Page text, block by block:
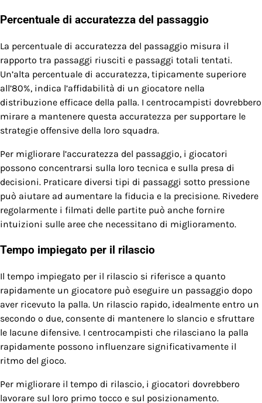
Percentuale di accuratezza del passaggio
La percentuale di accuratezza del passaggio misura il
rapporto tra passaggi riusciti e passaggi totali tentati.
Un’alta percentuale di accuratezza, tipicamente superiore
all’80%, indica l’affidabilità di un giocatore nella
distribuzione efficace della palla. I centrocampisti dovrebbero
mirare a mantenere questa accuratezza per supportare le
strategie offensive della loro squadra.
Per migliorare l’accuratezza del passaggio, i giocatori
possono concentrarsi sulla loro tecnica e sulla presa di
decisioni. Praticare diversi tipi di passaggi sotto pressione
può aiutare ad aumentare la fiducia e la precisione. Rivedere
regolarmente i filmati delle partite può anche fornire
intuizioni sulle aree che necessitano di miglioramento.
Tempo impiegato per il rilascio
Il tempo impiegato per il rilascio si riferisce a quanto
rapidamente un giocatore può eseguire un passaggio dopo
aver ricevuto la palla. Un rilascio rapido, idealmente entro un
secondo o due, consente di mantenere lo slancio e sfruttare
le lacune difensive. I centrocampisti che rilasciano la palla
rapidamente possono influenzare significativamente il
ritmo del gioco.
Per migliorare il tempo di rilascio, i giocatori dovrebbero
lavorare sul loro primo tocco e sul posizionamento.